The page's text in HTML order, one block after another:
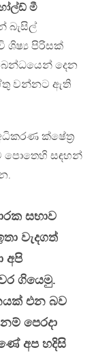
මී
බැසිල්
ශිෂ්‍ය පිරිසක්
දෙන
වන්නට ඇති
ක්ෂේත්‍ර
පොතෙහි සඳහන්
සභාව
වැදගත්
අපි
ගියෙමු.
එන බව
පෙරදා
අප හදිසි